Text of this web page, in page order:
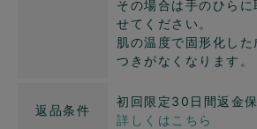
その場合は手のひら
せてください。
肌の温度で固形化し
つきがなくなります。
返品条件
初回限定30日間返金
詳しくはこちら